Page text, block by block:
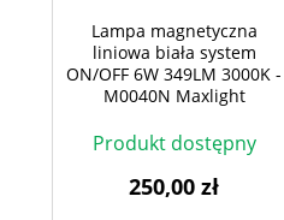
Lampa magnetyczna
liniowa biała system
ON/OFF 6W 349LM 3000K -
M0040N Maxlight
Produkt dostępny
250,00 zł